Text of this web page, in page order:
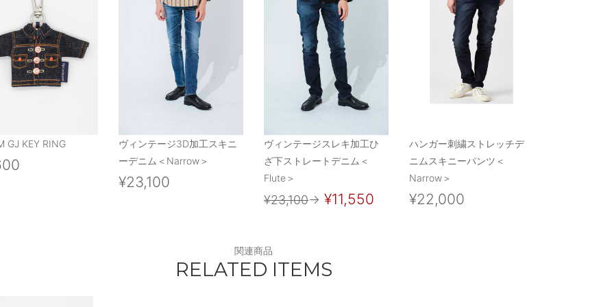
GJ KEY RING
ヴィンテージ3D加工スキニ
ーデニム＜Narrow＞
¥23,100
ヴィンテージスレキ加工ひ
ざ下ストレートデニム＜
Flute＞
¥23,100→ ¥11,550
ハンガー刺繍ストレッチデ
ニムスキニーパンツ＜
Narrow＞
¥22,000
関連商品
RELATED ITEMS